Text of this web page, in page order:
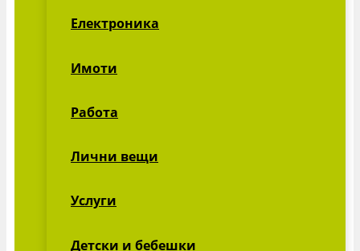
Електроника
Имоти
Работа
Лични вещи
Услуги
Детски и бебешки